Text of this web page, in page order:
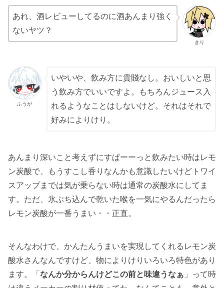
きり
あれ、酒レビューしてるのに酒あんまり強く
ないヤツ？
ふうが
いやいや、飲み方に貴賤なし。おいしいと思
う飲み方でいいですよ。もちろんジュース入
れるようなことはしないけど。それはそれで
好みによりけり。
あんまり深いこと考えずにすぱーーっと飲みたい時はレモ
ン炭酸で、もうすこし香りなんかも意識したいけどトワイ
スアップまでは気が乗らない時は通常の炭酸水にしてま
す。ただ、氷ぶち込んで乾いた喉を一気にやるんだったら
レモン炭酸が一番うまい・・正直。
そんなわけで、かんたんうまいを実現してくれるレモン炭
酸水さんなんですけど、物によりけりいろいろ特色があり
ます。「 なんか分からんけどこの前と味違うなぁ 」って時